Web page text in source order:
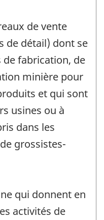
de vente
de détail) dont se
fabrication, de
minière pour
et qui sont
usines ou à
dans les
grossistes-
qui donnent en
activités de